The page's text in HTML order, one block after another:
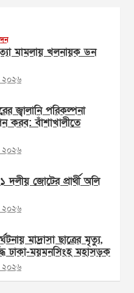
মামলায় খলনায়ক ডন
২০২৬
জ্বালানি পরিকল্পনা
করব: বাঁশাখালীতে
২০২৬
দলীয় জোটের প্রার্থী অলি
২০২৬
মাদ্রাসা ছাত্রের মৃত্যু,
ঢাকা-ময়মনসিংহ মহাসড়ক
২০২৬